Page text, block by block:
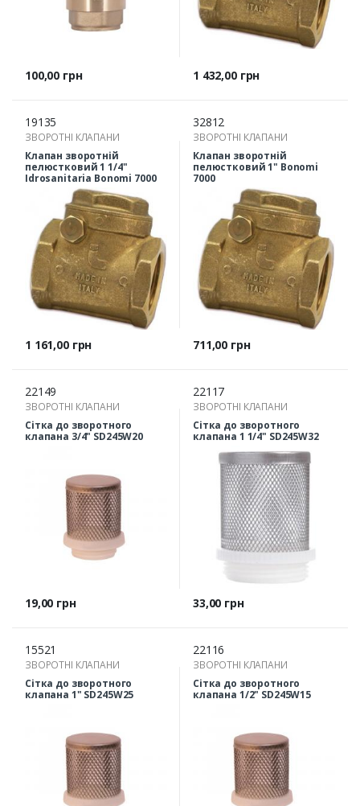
Ціна
100,00 грн Ціна
1 432,00 грн
19135
ЗВОРОТНІ КЛАПАНИ
Клапан зворотній
пелюстковий 1 1/4"
Idrosanitaria Bonomi 7000
Ціна
1 161,00 грн
32812
ЗВОРОТНІ КЛАПАНИ
Клапан зворотній
пелюстковий 1" Bonomi
7000
Ціна
711,00 грн
22149
ЗВОРОТНІ КЛАПАНИ
Сітка до зворотного
клапана 3/4" SD245W20
Ціна
19,00 грн
22117
ЗВОРОТНІ КЛАПАНИ
Сітка до зворотного
клапана 1 1/4" SD245W32
Ціна
33,00 грн
15521
ЗВОРОТНІ КЛАПАНИ
Сітка до зворотного
клапана 1" SD245W25
22116
ЗВОРОТНІ КЛАПАНИ
Сітка до зворотного
клапана 1/2" SD245W15